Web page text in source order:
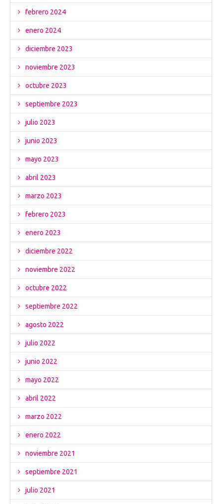
febrero 2024
enero 2024
diciembre 2023
noviembre 2023
octubre 2023
septiembre 2023
julio 2023
junio 2023
mayo 2023
abril 2023
marzo 2023
febrero 2023
enero 2023
diciembre 2022
noviembre 2022
octubre 2022
septiembre 2022
agosto 2022
julio 2022
junio 2022
mayo 2022
abril 2022
marzo 2022
enero 2022
noviembre 2021
septiembre 2021
julio 2021